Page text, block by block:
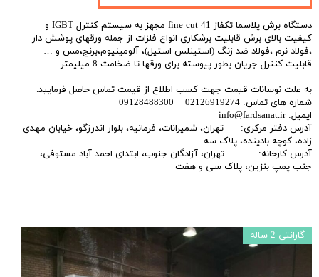
دستگاه برش پلاسما تکفاز fine cut 41 مجهز به سیستم کنترل IGBT و
کیفیت بالای برش قابلیت برشکاری انواع فلزات از جمله ورقهای پوشش دار
،فولاد نرم ،فولاد ضد زنگ (استینلس استیل)، آلومینیوم،برنج،مس و …
قابلیت کنترل جریان بطور پیوسته برای ورقها تا ضخامت 8 میلیمتر
به علت نوسانات قیمت جهت کسب اطلاع از قیمت تماس حاصل فرمایید.
شماره های تماس: 02126919274 09128488300
ایمیل: info@fardsanat.ir
آدرس دفتر مرکزی: تهران، شمیرانات، فرمانیه، بلوار اندرزگو، خیابان مهدی
زاده، کوچه بادینده، پلاک سه
آدرس کارخانه: تهران، آزادگان جنوب، ابتدای احمد آباد مستوفی،
جنب پمپ بنزین، پلاک سی و هفت
گارانتی 2 ساله